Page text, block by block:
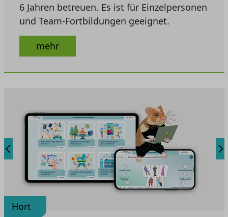
6 Jahren betreuen. Es ist für Einzelpersonen
und Team-Fortbildungen geeignet.
mehr
Hort